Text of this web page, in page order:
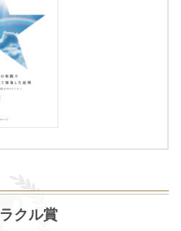
クル賞